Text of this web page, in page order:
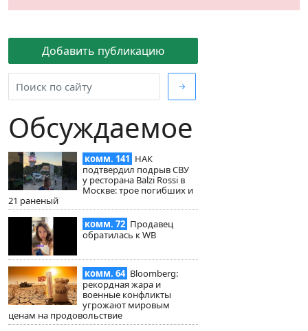
Добавить публикацию
→
Обсуждаемое
комм. 141 НАК
подтвердил подрыв СВУ
у ресторана Balzi Rossi в
Москве: трое погибших и
21 раненый
комм. 72 Продавец
обратилась к WB
комм. 64 Bloomberg:
рекордная жара и
военные конфликты
угрожают мировым
ценам на продовольствие